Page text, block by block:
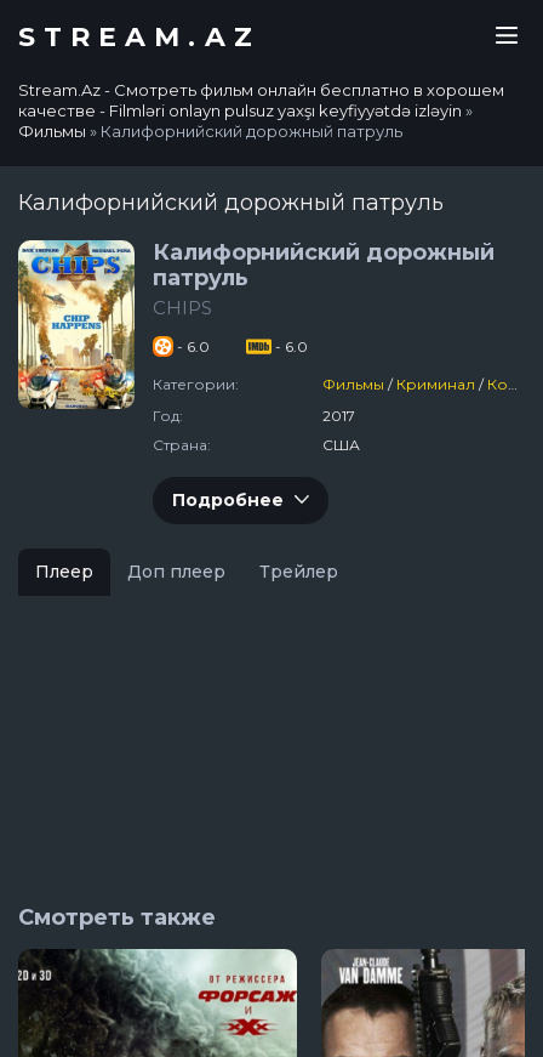
STREAM.AZ
Stream.Az - Смотреть фильм онлайн бесплатно в хорошем
качестве - Filmləri onlayn pulsuz yaxşı keyfiyyətdə izləyin »
Фильмы » Калифорнийский дорожный патруль
Калифорнийский дорожный патруль
Калифорнийский дорожный
патруль
CHIPS
- 6.0 - 6.0
Категории: Фильмы / Криминал / Комедия
Год:
2017
Страна:
США
Подробнее
Плеер Доп плеер Трейлер
Смотреть также